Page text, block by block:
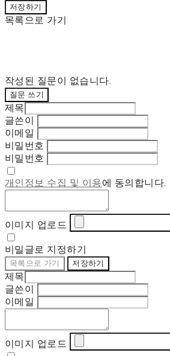
저장하기
목록으로 가기
작성된 질문이 없습니다.
질문 쓰기
제목
글쓴이
이메일
비밀번호
비밀번호
개인정보 수집 및 이용에 동의합니다.
이미지 업로드
비밀글로 지정하기
목록으로 가기 저장하기
제목
글쓴이
이메일
이미지 업로드